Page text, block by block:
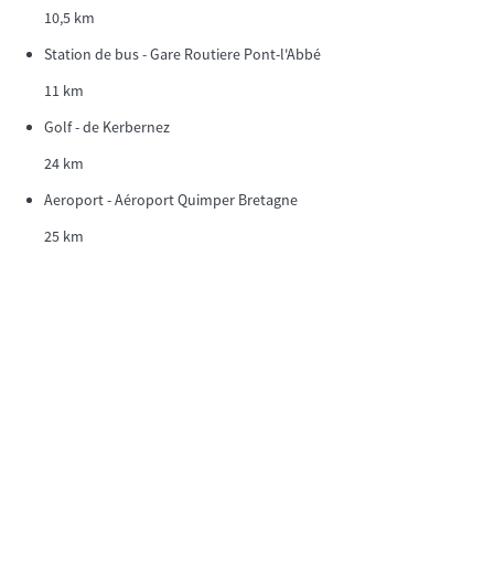
10,5 km
Station de bus - Gare Routiere Pont-l'Abbé
11 km
Golf - de Kerbernez
24 km
Aeroport - Aéroport Quimper Bretagne
25 km